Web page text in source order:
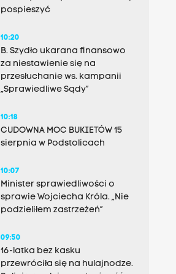
pospieszyć
10:20
B. Szydło ukarana finansowo
za niestawienie się na
przesłuchanie ws. kampanii
„Sprawiedliwe Sądy”
10:18
CUDOWNA MOC BUKIETÓW 15
sierpnia w Podstolicach
10:07
Minister sprawiedliwości o
sprawie Wojciecha Króla. „Nie
podzieliłem zastrzeżeń”
09:50
16-latka bez kasku
przewróciła się na hulajnodze.